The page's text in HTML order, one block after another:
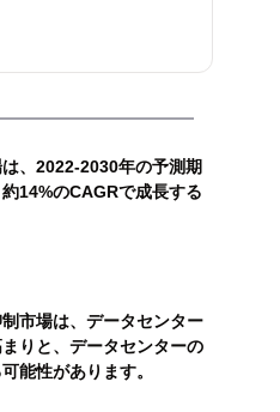
、2022-2030年の予測期
14%のCAGRで成長する
市場は、データセンター
りと、データセンターの
能性があります。